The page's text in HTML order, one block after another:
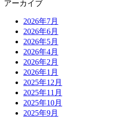
アーカイブ
2026年7月
2026年6月
2026年5月
2026年4月
2026年2月
2026年1月
2025年12月
2025年11月
2025年10月
2025年9月